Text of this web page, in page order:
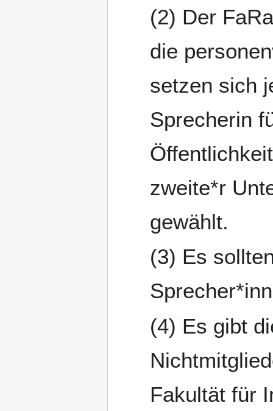
Der
die
setzen sich
Sprecherin
zweite*r
gewählt.
Es
Es gibt
Fakultät für